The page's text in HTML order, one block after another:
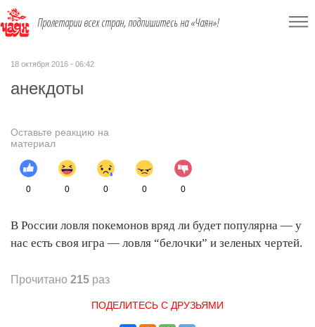
Пролетарии всех стран, подпишитесь на «Чаян»!
18 октября 2016 - 06:42
анекдоты
Оставьте реакцию на
материал
0 0 0 0 0
В России ловля покемонов вряд ли будет популярна — у
нас есть своя игра — ловля “белочки” и зеленых чертей.
Прочитано 215 раз
ПОДЕЛИТЕСЬ С ДРУЗЬЯМИ